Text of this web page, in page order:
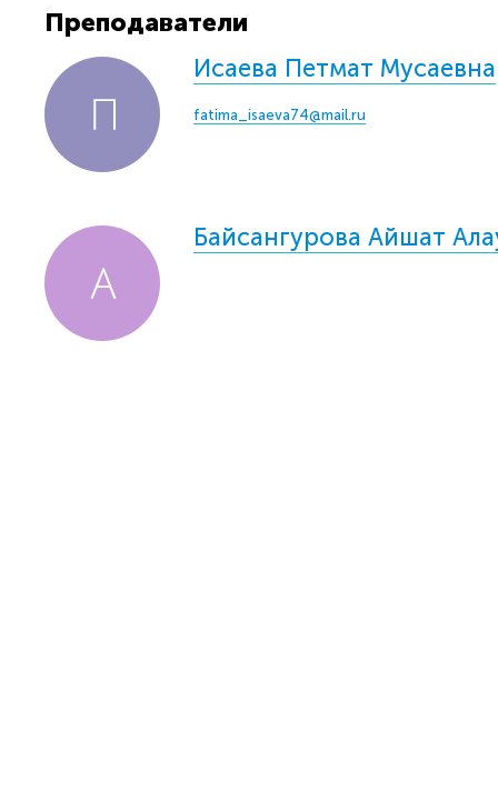
Преподаватели
Исаева Петмат Мусаевна
fatima_isaeva74@mail.ru
Байсангурова Айшат